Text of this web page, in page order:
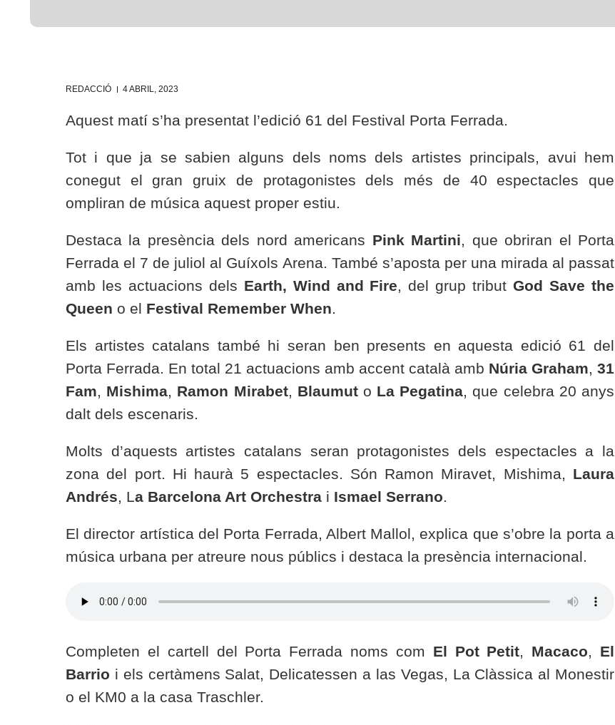
REDACCIÓ 4 ABRIL, 2023
Aquest matí s’ha presentat l’edició 61 del Festival Porta Ferrada.
Tot i que ja se sabien alguns dels noms dels artistes principals, avui hem
conegut el gran gruix de protagonistes dels més de 40 espectacles que
ompliran de música aquest proper estiu.
Destaca la presència dels nord americans Pink Martini, que obriran el Porta
Ferrada el 7 de juliol al Guíxols Arena. També s’aposta per una mirada al passat
amb les actuacions dels Earth, Wind and Fire, del grup tribut God Save the
Queen o el Festival Remember When.
Els artistes catalans també hi seran ben presents en aquesta edició 61 del
Porta Ferrada. En total 21 actuacions amb accent català amb Núria Graham, 31
Fam, Mishima, Ramon Mirabet, Blaumuto La Pegatina, que celebra 20 anys
dalt dels escenaris.
Molts d’aquests artistes catalans seran protagonistes dels espectacles a la
zona del port. Hi haurà 5 espectacles. Són Ramon Miravet, Mishima, Laura
Andrés, La Barcelona Art Orchestra i Ismael Serrano.
El director artística del Porta Ferrada, Albert Mallol, explica que s’obre la porta a
música urbana per atreure nous públics i destaca la presència internacional.
Completen el cartell del Porta Ferrada noms com El Pot Petit, Macaco, El
Barrio i els certàmens Salat, Delicatessen a las Vegas, La Clàssica al Monestir
o el KM0 a la casa Traschler.